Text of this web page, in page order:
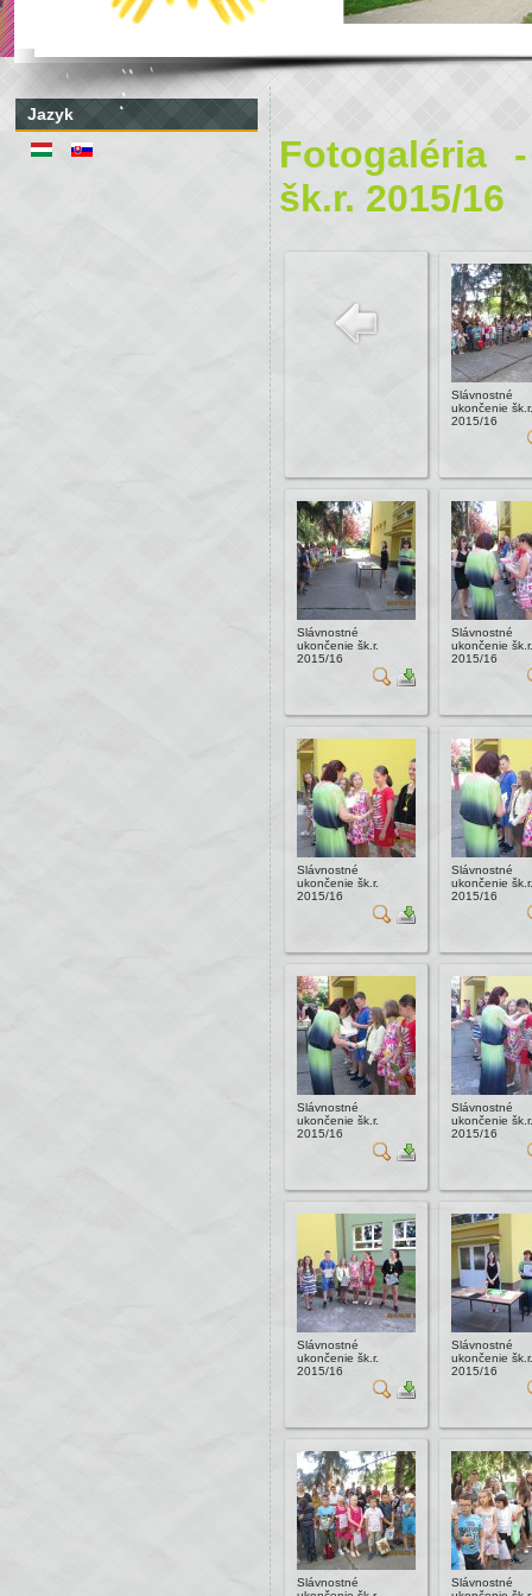
Jazyk
Fotogaléria
šk.r. 2015/16
Slávnostné
ukončenie šk.r.
2015/16
Slávnostné
ukončenie šk.r.
2015/16
Slávnostné
ukončenie šk.r.
2015/16
Slávnostné
ukončenie šk.r.
2015/16
Slávnostné
ukončenie šk.r.
2015/16
Slávnostné
ukončenie šk.r.
2015/16
Slávnostné
ukončenie šk.r.
2015/16
Slávnostné
ukončenie šk.r.
2015/16
Slávnostné
ukončenie šk.r.
2015/16
Slávnostné
Slávnostné